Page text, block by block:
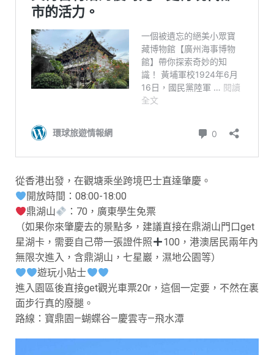
從香港出發，在觀塘乘坐跨境巴士直達肇慶。
開放時間：08:00-18:00
鼎湖山
：70，廣東學生免票
（如果你來肇慶去的景點多，建議直接在鼎湖山門口get
星湖卡，需要自己帶一張證件照
100，港澳居民兩年內
無限次進入，含鼎湖山，七星巖，濕地公園等）
遊玩小貼士
進入園區後直接get觀光車票20r，這個一定要，不然在裏
面步行真的廢腿。
路線：寶鼎園—蝴蝶谷—慶雲寺—飛水潭